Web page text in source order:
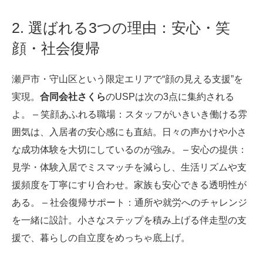
2. 選ばれる3つの理由：安心・笑
顔・社会復帰
瀬戸市・守山区という限定エリアで“顔の見える支援”を
実現。 合同会社さくらのUSPは次の3点に集約される
よ。 – 笑顔あふれる職場：スタッフがいきいき働ける雰
囲気は、入居者の安心感にも直結。日々の声かけや小さ
な成功体験を大切にしているのが強み。 – 安心の提供：
見学・体験入居でミスマッチを減らし、生活リズムや支
援頻度を丁寧にすり合わせ。家族も安心できる透明性が
ある。 – 社会復帰サポート：通所や就労へのチャレンジ
を一緒に設計。小さなステップを積み上げる伴走型の支
援で、暮らしの自立度をめっちゃ底上げ。